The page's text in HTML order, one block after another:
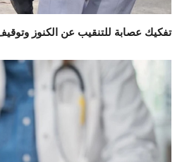
تفكيك عصابة للتنقيب عن الكنوز وتوقيف 6